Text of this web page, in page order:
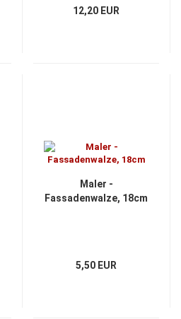
12,20 EUR
Maler -
Fassadenwalze, 18cm
5,50 EUR